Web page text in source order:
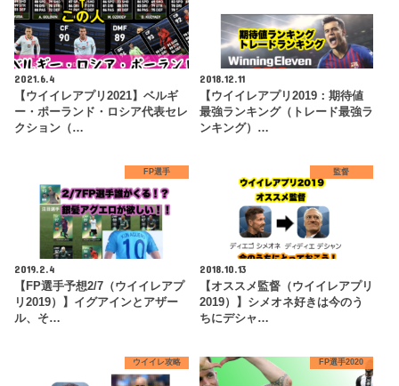
2021.6.4
【ウイイレアプリ2021】ベルギ
ー・ポーランド・ロシア代表セレ
クション（…
2018.12.11
【ウイイレアプリ2019：期待値
最強ランキング（トレード最強ラ
ンキング）…
FP選手
2019.2.4
【FP選手予想2/7（ウイイレアプ
リ2019）】イグアインとアザー
ル、そ…
監督
2018.10.13
【オススメ監督（ウイイレアプリ
2019）】シメオネ好きは今のう
ちにデシャ…
ウイイレ攻略 FP選手2020